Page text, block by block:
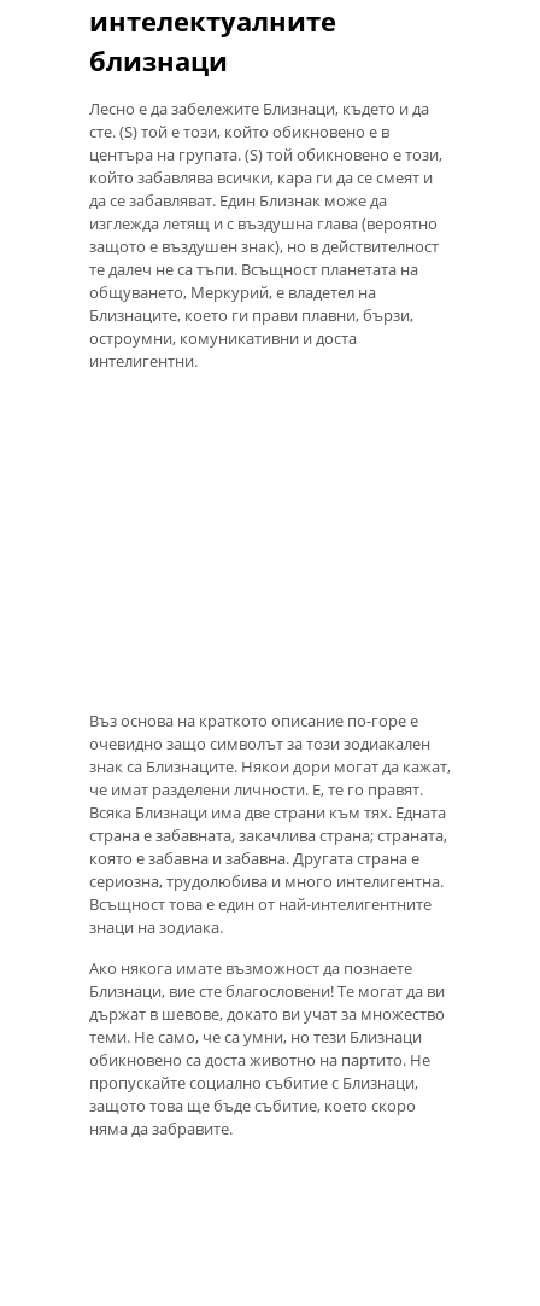
интелектуалните
близнаци
Лесно е да забележите Близнаци, където и да
сте. (S) той е този, който обикновено е в
центъра на групата. (S) той обикновено е този,
който забавлява всички, кара ги да се смеят и
да се забавляват. Един Близнак може да
изглежда летящ и с въздушна глава (вероятно
защото е въздушен знак), но в действителност
те далеч не са тъпи. Всъщност планетата на
общуването, Меркурий, е владетел на
Близнаците, което ги прави плавни, бързи,
остроумни, комуникативни и доста
интелигентни.
Въз основа на краткото описание по-горе е
очевидно защо символът за този зодиакален
знак са Близнаците. Някои дори могат да кажат,
че имат разделени личности. Е, те го правят.
Всяка Близнаци има две страни към тях. Едната
страна е забавната, закачлива страна; страната,
която е забавна и забавна. Другата страна е
сериозна, трудолюбива и много интелигентна.
Всъщност това е един от най-интелигентните
знаци на зодиака.
Ако някога имате възможност да познаете
Близнаци, вие сте благословени! Те могат да ви
държат в шевове, докато ви учат за множество
теми. Не само, че са умни, но тези Близнаци
обикновено са доста животно на партито. Не
пропускайте социално събитие с Близнаци,
защото това ще бъде събитие, което скоро
няма да забравите.